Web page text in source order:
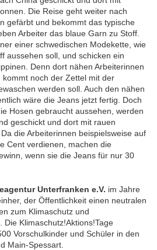
Die Reise geht weiter nach
gefärbt und bekommt das typische
Arbeiter das blaue Garn zu Stoff.
einer schwedischen Modekette, wie
aussehen soll, und schicken ein
Denn dort nähen Arbeiterinnen
noch der Zettel mit der
werden soll. Auch den nähen
wäre die Jeans jetzt fertig. Doch
Hosen gebraucht aussehen, werden
geschickt und dort mit rauen
die Arbeiterinnen beispielsweise auf
Cent verdienen, machen die
wenn sie die Jeans für nur 30
Unterfranken e.V. im Jahre
der Öffentlichkeit einen neutralen
zum Klimaschutz und
Die Klimaschutz!Aktions!Tage
Vorschulkinder und Schüler in den
Main-Spessart.